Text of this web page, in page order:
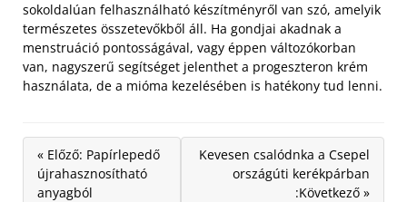
sokoldalúan felhasználható készítményről van szó, amelyik
természetes összetevőkből áll. Ha gondjai akadnak a
menstruáció pontosságával, vagy éppen változókorban
van, nagyszerű segítséget jelenthet a progeszteron krém
használata, de a mióma kezelésében is hatékony tud lenni.
« Előző: Papírlepedő
újrahasznosítható
anyagból
Kevesen csalódnka a Csepel
országúti kerékpárban
:Következő »